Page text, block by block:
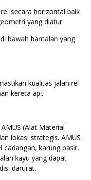
secara horizontal baik
yang diatur.
bawah bantalan yang
kualitas jalan rel
kereta api.
(Alat Material
lokasi strategis. AMUS
karung pasir,
kayu yang dapat
darurat.